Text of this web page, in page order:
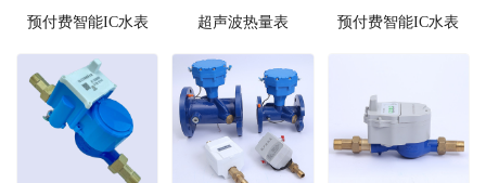
预付费智能IC水表 超声波热量表 预付费智能IC水表